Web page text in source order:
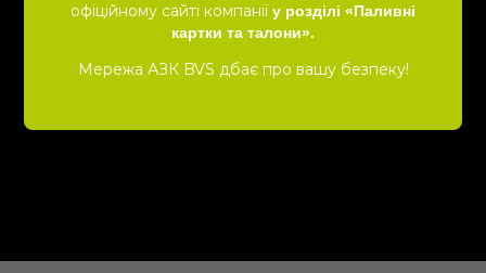
офіційному сайті компаніїу розділі «Паливні
картки та талони».
Мережа АЗК BVS дбає про вашу безпеку!